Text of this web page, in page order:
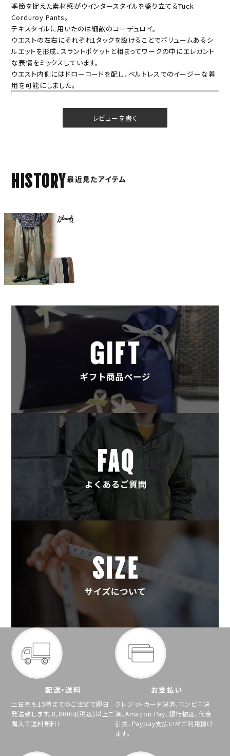
季節を捉えた素材感がウインタースタイルを盛り立てるTuck
Corduroy Pants。
テキスタイルに用いたのは細畝のコーデュロイ。
ウエストの左右にそれぞれ1タックを設けることでボリュームあるシ
ルエットを形成、スラントポケットと相まってワークの中にエレガント
な表情をミックスしています。
ウエスト内側にはドローコードを配し、ベルトレスでのイージーな着
用を可能にしました。
レビューを書く
HISTORY最近見たアイテム
配送・送料
土日祝も15時までのご注文で即日
発送致します。8,800円(税込)以上ご
購入で送料無料！
お支払い
クレジットカード決済、コンビニ決
済、Amazon Pay、銀行振込、代金
引換、Paypay支払いがご利用頂け
ます。